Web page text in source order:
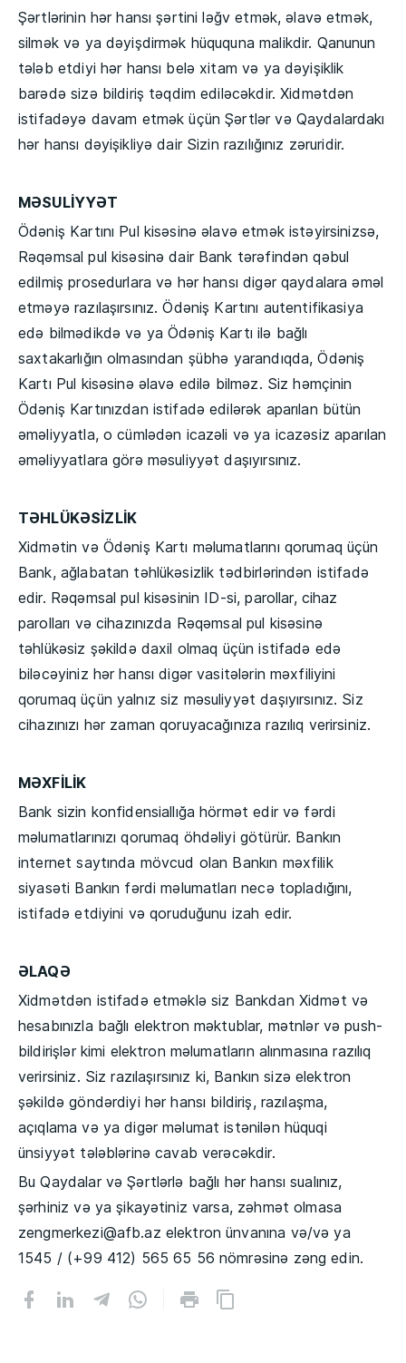
Şərtlərinin hər hansı şərtini ləğv etmək, əlavə etmək,
silmək və ya dəyişdirmək hüququna malikdir. Qanunun
tələb etdiyi hər hansı belə xitam və ya dəyişiklik
barədə sizə bildiriş təqdim ediləcəkdir. Xidmətdən
istifadəyə davam etmək üçün Şərtlər və Qaydalardakı
hər hansı dəyişikliyə dair Sizin razılığınız zəruridir.
MƏSULİYYƏT
Ödəniş Kartını Pul kisəsinə əlavə etmək istəyirsinizsə,
Rəqəmsal pul kisəsinə dair Bank tərəfindən qəbul
edilmiş prosedurlara və hər hansı digər qaydalara əməl
etməyə razılaşırsınız. Ödəniş Kartını autentifikasiya
edə bilmədikdə və ya Ödəniş Kartı ilə bağlı
saxtakarlığın olmasından şübhə yarandıqda, Ödəniş
Kartı Pul kisəsinə əlavə edilə bilməz. Siz həmçinin
Ödəniş Kartınızdan istifadə edilərək aparılan bütün
əməliyyatla, o cümlədən icazəli və ya icazəsiz aparılan
əməliyyatlara görə məsuliyyət daşıyırsınız.
TƏHLÜKƏSİZLİK
Xidmətin və Ödəniş Kartı məlumatlarını qorumaq üçün
Bank, ağlabatan təhlükəsizlik tədbirlərindən istifadə
edir. Rəqəmsal pul kisəsinin ID-si, parollar, cihaz
parolları və cihazınızda Rəqəmsal pul kisəsinə
təhlükəsiz şəkildə daxil olmaq üçün istifadə edə
biləcəyiniz hər hansı digər vasitələrin məxfiliyini
qorumaq üçün yalnız siz məsuliyyət daşıyırsınız. Siz
cihazınızı hər zaman qoruyacağınıza razılıq verirsiniz.
MƏXFİLİK
Bank sizin konfidensiallığa hörmət edir və fərdi
məlumatlarınızı qorumaq öhdəliyi götürür. Bankın
internet saytında mövcud olan Bankın məxfilik
siyasəti Bankın fərdi məlumatları necə topladığını,
istifadə etdiyini və qoruduğunu izah edir.
ƏLAQƏ
Xidmətdən istifadə etməklə siz Bankdan Xidmət və
hesabınızla bağlı elektron məktublar, mətnlər və push-
bildirişlər kimi elektron məlumatların alınmasına razılıq
verirsiniz. Siz razılaşırsınız ki, Bankın sizə elektron
şəkildə göndərdiyi hər hansı bildiriş, razılaşma,
açıqlama və ya digər məlumat istənilən hüquqi
ünsiyyət tələblərinə cavab verəcəkdir.
Bu Qaydalar və Şərtlərlə bağlı hər hansı sualınız,
şərhiniz və ya şikayətiniz varsa, zəhmət olmasa
zengmerkezi@afb.az elektron ünvanına və/və ya
1545 / (+99 412) 565 65 56 nömrəsinə zəng edin.